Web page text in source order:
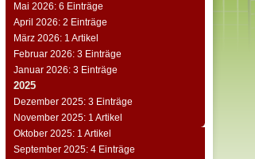
Mai 2026: 6 Einträge
April 2026: 2 Einträge
März 2026: 1 Artikel
Februar 2026: 3 Einträge
Januar 2026: 3 Einträge
2025
Dezember 2025: 3 Einträge
November 2025: 1 Artikel
Oktober 2025: 1 Artikel
September 2025: 4 Einträge